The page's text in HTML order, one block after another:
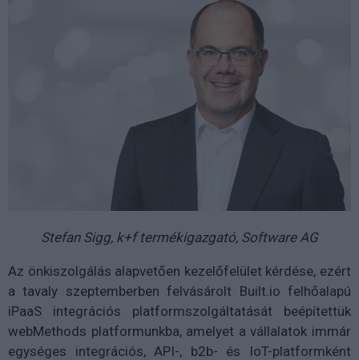
Stefan Sigg, k+f termékigazgató, Software AG
Az önkiszolgálás alapvetően kezelőfelület kérdése, ezért
a tavaly szeptemberben felvásárolt Built.io felhőalapú
iPaaS integrációs platformszolgáltatását beépítettük
webMethods platformunkba, amelyet a vállalatok immár
egységes integrációs, API-, b2b- és IoT-platformként